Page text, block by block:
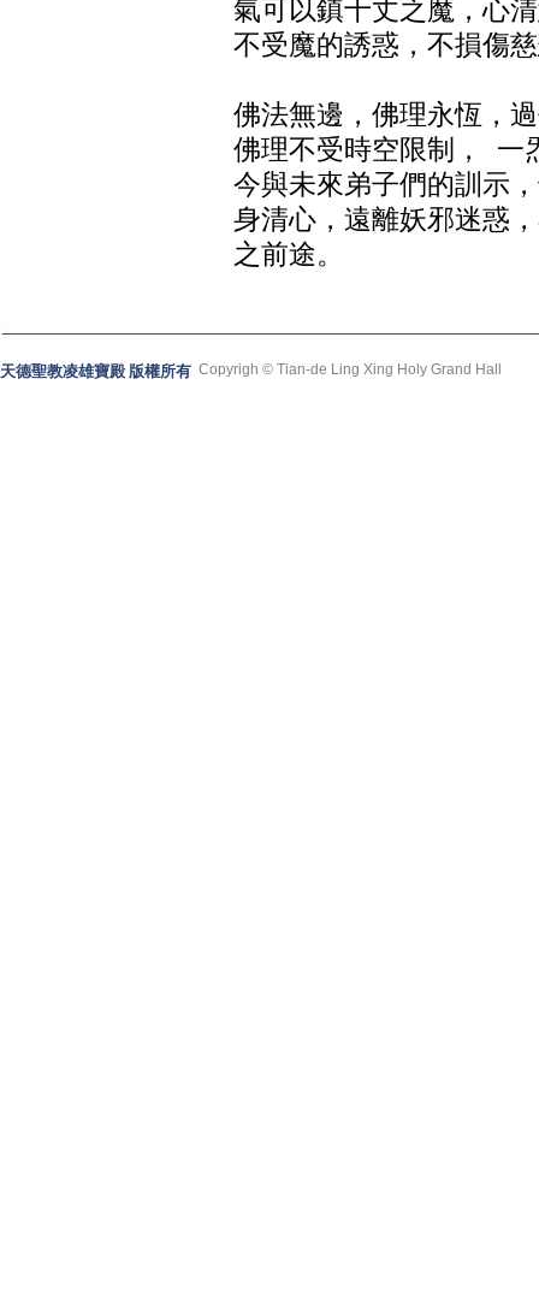
氣可以鎮十丈之魔，心
不受魔的誘惑，不損傷
佛法無邊，佛理永恆，
佛理不受時空限制， 一
今與未來弟子們的訓示
身清心，遠離妖邪迷惑
之前途。
天德聖教凌雄寶殿 版權所有 Copyrigh © Tian-de Ling Xing Holy Grand Hall